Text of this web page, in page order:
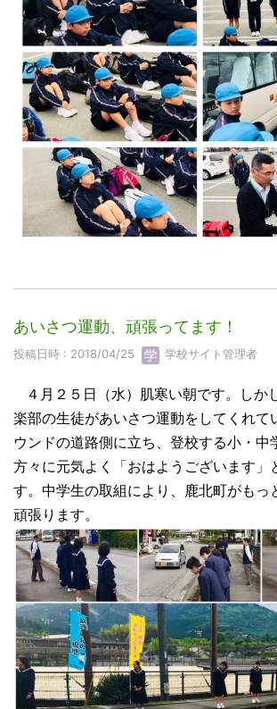
あいさつ運動、頑張ってます！
投稿日時 : 2018/04/25 学校サイト管理者
４月２５日（水）肌寒い朝です。しか
楽部の生徒があいさつ運動をしてくれて
ウンドの道路側に立ち、登校する小・中
方々に元気よく「おはようございます」
す。中学生の取組により、鹿北町がもっ
頑張ります。